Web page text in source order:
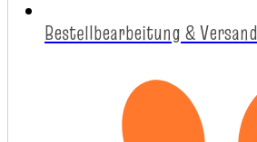
Bestellbearbeitung & Versand